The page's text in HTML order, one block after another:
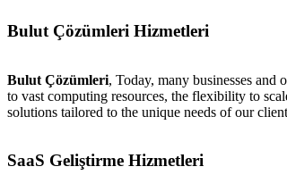
Bulut Çözümleri Hizmetleri
Bulut Çözümleri, Today, many businesses
to vast computing resources, the flexibility to
solutions tailored to the unique needs of our
SaaS Geliştirme Hizmetleri